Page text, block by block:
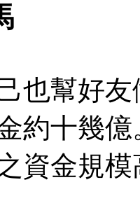
也幫好
約十幾
資金規